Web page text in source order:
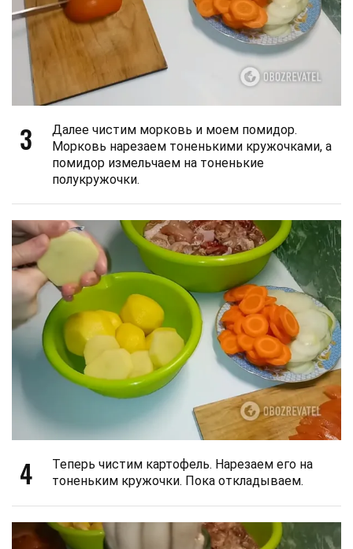
3
Далее чистим морковь и моем помидор.
Морковь нарезаем тоненькими кружочками, а
помидор измельчаем на тоненькие
полукружочки.
4
Теперь чистим картофель. Нарезаем его на
тоненьким кружочки. Пока откладываем.